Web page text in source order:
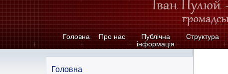
Головна Про нас
Публічна
інформація
Структура
Головна